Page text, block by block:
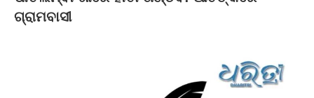
ଗ୍ରାମବାସୀ